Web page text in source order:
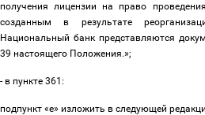
получения лицензии на право
созданным в результате
Национальный банк представляются
39 настоящего Положения.»;
- в пункте 361:
подпункт «е» изложить в следующей